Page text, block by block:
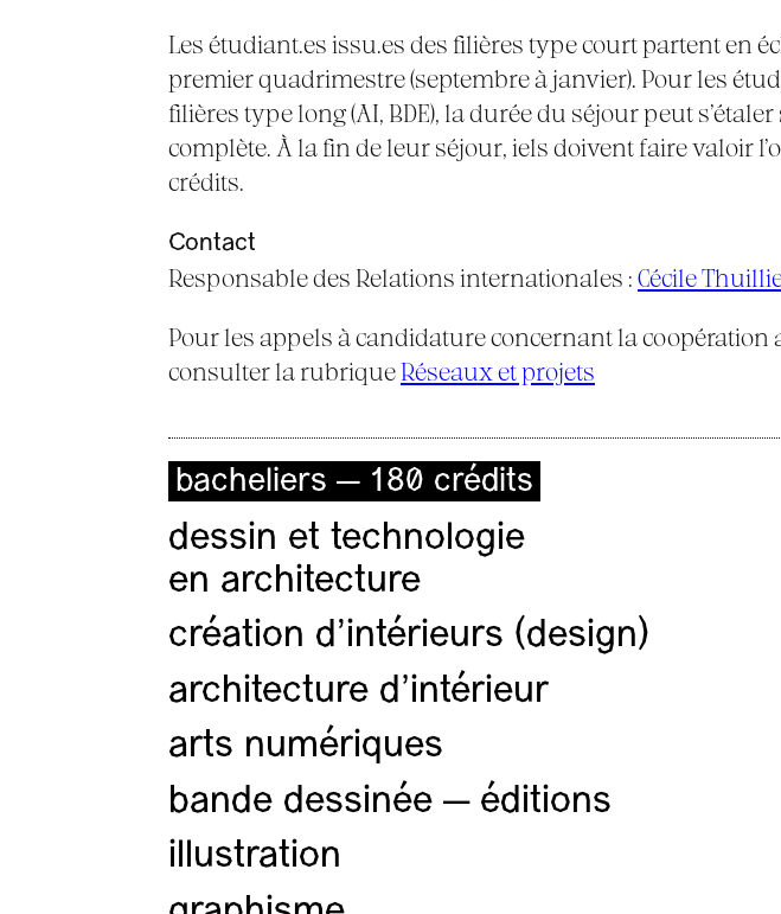
Les étudiant.es issu.es des filières type court partent en
premier quadrimestre (septembre à janvier). Pour les
filières type long (AI, BDE), la durée du séjour peut
complète. À la fin de leur séjour, iels doivent faire valoir
crédits.
Contact
Responsable des Relations internationales : Cécile
Pour les appels à candidature concernant la coopération
consulter la rubriqueRéseaux et projets
bacheliers — 180 crédits
dessin et technologie
en architecture
création d'intérieurs (design)
architecture d’intérieur
arts numériques
bande dessinée — éditions
illustration